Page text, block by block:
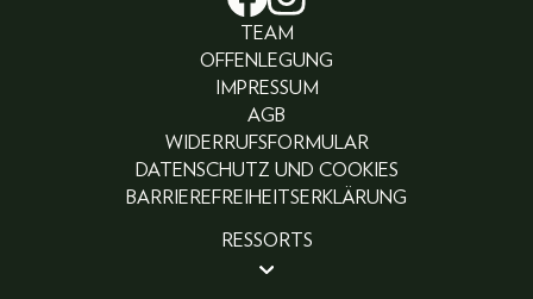
TEAM
OFFENLEGUNG
IMPRESSUM
AGB
WIDERRUFSFORMULAR
DATENSCHUTZ UND COOKIES
BARRIEREFREIHEITSERKLÄRUNG
RESSORTS